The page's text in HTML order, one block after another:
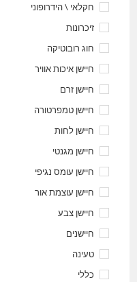
חקלאי \ הידרופוני
זיכרונות
חוג רובוטיקה
חיישן איכות אוויר
חיישן זרם
חיישן טמפרטורה
חיישן לחות
חיישן מגנטי
חיישן עומס נגיפי
חיישן עוצמת אור
חיישן צבע
חיישנים
טעינה
כללי